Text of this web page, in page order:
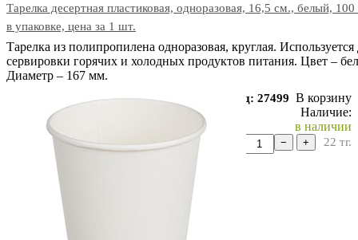
Тарелка десертная пластиковая, одноразовая, 16,5 см., белый,
в упаковке, цена за 1 шт.
Тарелка из полипропилена одноразовая, круглая. Используется
сервировки горячих и холодных продуктов питания. Цвет –
Диаметр – 167 мм.
Код: 27499 В корзину
Наличие:
в наличии
22 тг.
− +